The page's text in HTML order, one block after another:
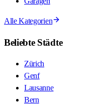
Alle Kategorien
Beliebte Städte
Zürich
Genf
Lausanne
Bern